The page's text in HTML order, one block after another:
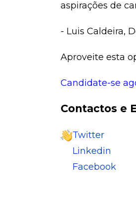
aspirações de
- Luis Caldeira,
Aproveite esta
Candidate-se
Contactos e
Twitter
Linkedin
Facebook